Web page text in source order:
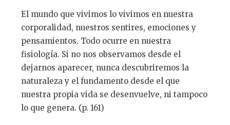
El mundo que vivimos lo vivimos en nuestra
corporalidad, nuestros sentires, emociones y
pensamientos. Todo ocurre en nuestra
fisiología. Si no nos observamos desde el
dejarnos aparecer, nunca descubriremos la
naturaleza y el fundamento desde el que
nuestra propia vida se desenvuelve, ni tampoco
lo que genera. (p. 161)